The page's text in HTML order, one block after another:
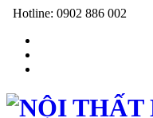
Hotline: 0902 886 002